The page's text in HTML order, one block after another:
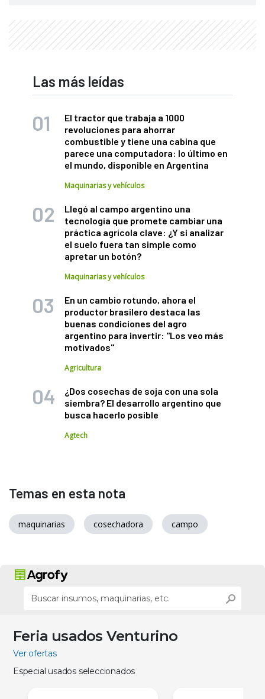
Las más leídas
El tractor que trabaja a 1000
revoluciones para ahorrar
combustible y tiene una cabina que
parece una computadora: lo último en
el mundo, disponible en Argentina
Maquinarias y vehículos
Llegó al campo argentino una
tecnología que promete cambiar una
práctica agrícola clave: ¿Y si analizar
el suelo fuera tan simple como
apretar un botón?
Maquinarias y vehículos
En un cambio rotundo, ahora el
productor brasilero destaca las
buenas condiciones del agro
argentino para invertir: "Los veo más
motivados"
Agricultura
¿Dos cosechas de soja con una sola
siembra? El desarrollo argentino que
busca hacerlo posible
Agtech
Temas en esta nota
maquinarias cosechadora campo
Feria usados Venturino
Ver ofertas
Especial usados seleccionados